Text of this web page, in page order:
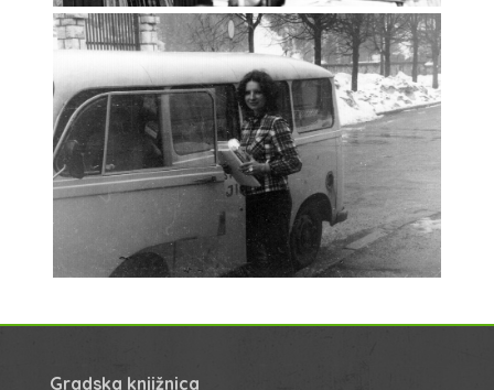
Gradska knjižnica